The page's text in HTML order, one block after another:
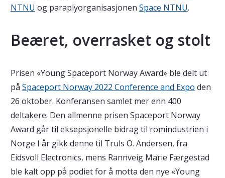
NTNU og paraplyorganisasjonen Space NTNU.
Beæret, overrasket og stolt
Prisen «Young Spaceport Norway Award» ble delt ut
på Spaceport Norway 2022 Conference and Expo den
26 oktober. Konferansen samlet mer enn 400
deltakere. Den allmenne prisen Spaceport Norway
Award går til eksepsjonelle bidrag til romindustrien i
Norge I år gikk denne til Truls O. Andersen, fra
Eidsvoll Electronics, mens Rannveig Marie Færgestad
ble kalt opp på podiet for å motta den nye «Young